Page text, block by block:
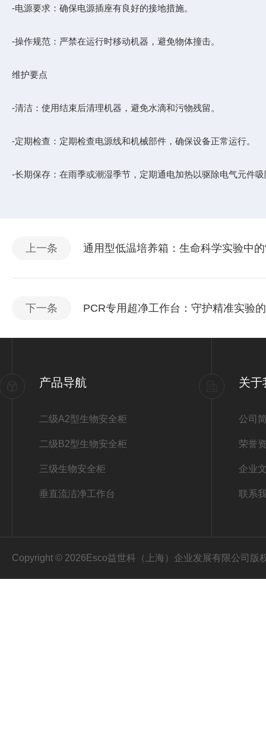
-电源要求：确保电源插座有良好的接地措施。
-操作规范：严禁在运行时移动机器，避免物体撞击。
维护要点
-清洁：使用结束后清理机器，避免水滴和污物残留。
-定期检查：定期检查电源线和机械部件，确保设备正常运行。
-长期保存：在雨季或潮湿季节，定期通电加热以驱除电气元件
上一条 通用型低温培养箱：生命科学实验中的
下一条 PCR专用超净工作台：守护精准实验的
产品导航
二级A2型生物安全柜
二级B2型生物安全柜
三级生物安全柜
垂直流洁净工作台
关于
公司
荣誉
企业
联系
Copyright © 2026Esco益世科（上海）企业发展有限公司